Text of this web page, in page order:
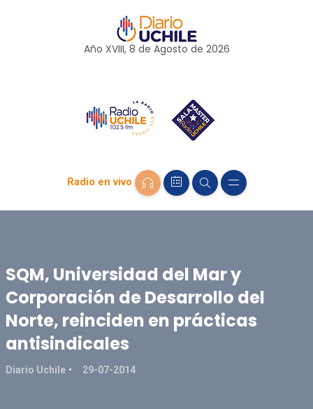
Año XVIII, 8 de Agosto de 2026
Radio en vivo
SQM, Universidad del Mar y
Corporación de Desarrollo del
Norte, reinciden en prácticas
antisindicales
Diario Uchile 29-07-2014